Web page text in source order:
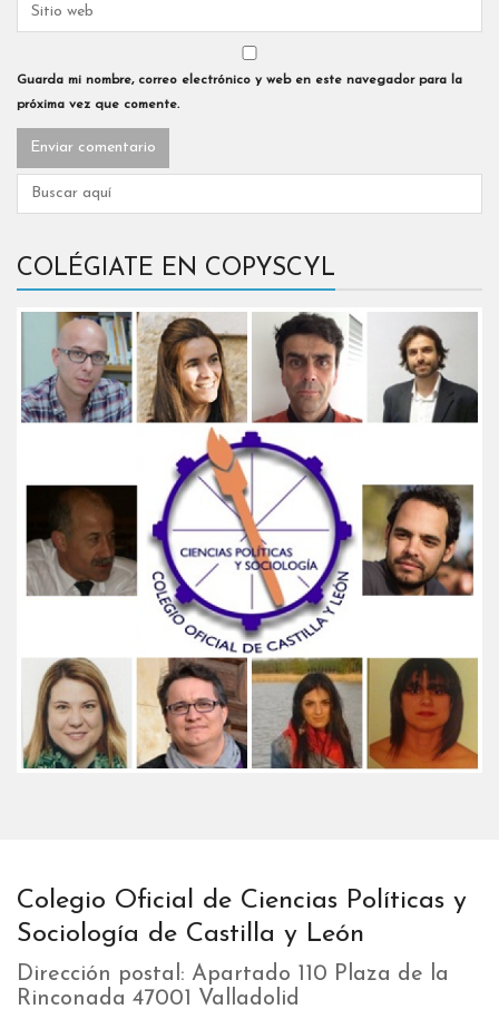
Guarda mi nombre, correo electrónico y web en este navegador para la
próxima vez que comente.
COLÉGIATE EN COPYSCYL
Colegio Oficial de Ciencias Políticas y
Sociología de Castilla y León
Dirección postal: Apartado 110 Plaza de la
Rinconada 47001 Valladolid